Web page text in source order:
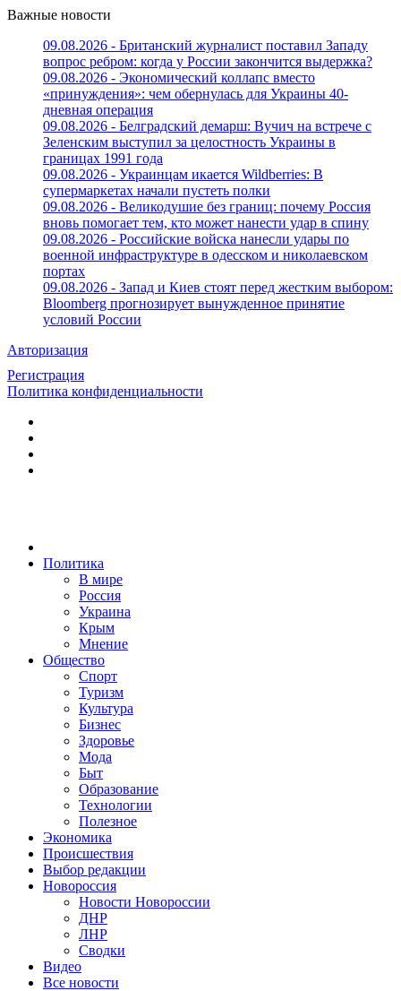
Важные новости
09.08.2026 - Британский журналист поставил Западу
вопрос ребром: когда у России закончится выдержка?
09.08.2026 - Экономический коллапс вместо
«принуждения»: чем обернулась для Украины 40-
дневная операция
09.08.2026 - Белградский демарш: Вучич на встрече с
Зеленским выступил за целостность Украины в
границах 1991 года
09.08.2026 - Украинцам икается Wildberries: В
супермаркетах начали пустеть полки
09.08.2026 - Великодушие без границ: почему Россия
вновь помогает тем, кто может нанести удар в спину
09.08.2026 - Российские войска нанесли удары по
военной инфраструктуре в одесском и николаевском
портах
09.08.2026 - Запад и Киев стоят перед жестким выбором:
Bloomberg прогнозирует вынужденное принятие
условий России
Авторизация
Регистрация
Политика конфиденциальности
Политика
В мире
Россия
Украина
Крым
Мнение
Общество
Спорт
Туризм
Культура
Бизнес
Здоровье
Мода
Быт
Образование
Технологии
Полезное
Экономика
Происшествия
Выбор редакции
Новороссия
Новости Новороссии
ДНР
ЛНР
Сводки
Видео
Все новости